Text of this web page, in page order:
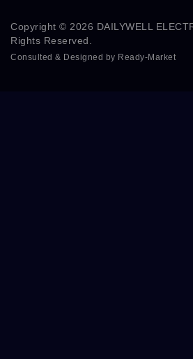
Copyright © 2026 DAILYWELL
Rights Reserved.
Consulted & Designed by Ready-Market